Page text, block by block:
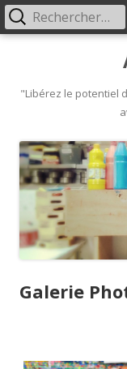
content"Libérez le potentiel
Primary
Galerie